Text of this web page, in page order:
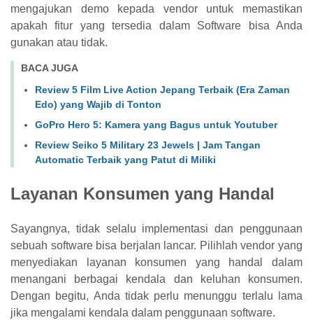
mengajukan demo kepada vendor untuk memastikan
apakah fitur yang tersedia dalam Software bisa Anda
gunakan atau tidak.
BACA JUGA
Review 5 Film Live Action Jepang Terbaik (Era Zaman
Edo) yang Wajib di Tonton
GoPro Hero 5: Kamera yang Bagus untuk Youtuber
Review Seiko 5 Military 23 Jewels | Jam Tangan
Automatic Terbaik yang Patut di Miliki
Layanan Konsumen yang Handal
Sayangnya, tidak selalu implementasi dan penggunaan
sebuah software bisa berjalan lancar. Pilihlah vendor yang
menyediakan layanan konsumen yang handal dalam
menangani berbagai kendala dan keluhan konsumen.
Dengan begitu, Anda tidak perlu menunggu terlalu lama
jika mengalami kendala dalam penggunaan software.